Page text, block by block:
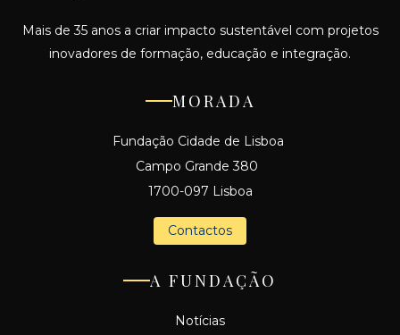
Mais de 35 anos a criar impacto sustentável com projetos
inovadores de formação, educação e integração.
MORADA
Fundação Cidade de Lisboa
Campo Grande 380
1700-097 Lisboa
Contactos
A FUNDAÇÃO
Notícias